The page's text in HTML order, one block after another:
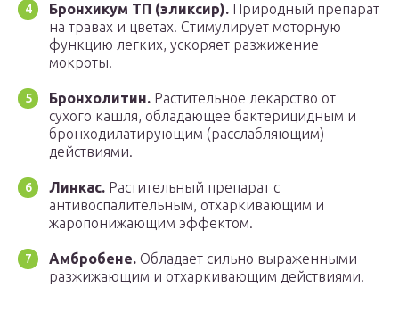
Бронхикум ТП (эликсир). Природный препарат
на травах и цветах. Стимулирует моторную
функцию легких, ускоряет разжижение
мокроты.
Бронхолитин. Растительное лекарство от
сухого кашля, обладающее бактерицидным и
бронходилатирующим (расслабляющим)
действиями.
Линкас. Растительный препарат с
антивоспалительным, отхаркивающим и
жаропонижающим эффектом.
Амбробене. Обладает сильно выраженными
разжижающим и отхаркивающим действиями.